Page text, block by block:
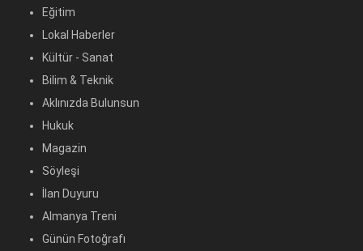
Eğitim
Lokal Haberler
Kültür - Sanat
Bilim & Teknik
Aklınızda Bulunsun
Hukuk
Magazin
Söyleşi
İlan Duyuru
Almanya Treni
Günün Fotoğrafı